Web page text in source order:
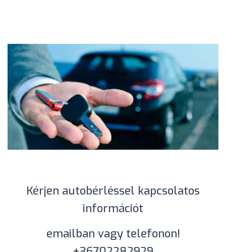
Kérjen autobérléssel kapcsolatos
információt
emailban vagy telefonon!